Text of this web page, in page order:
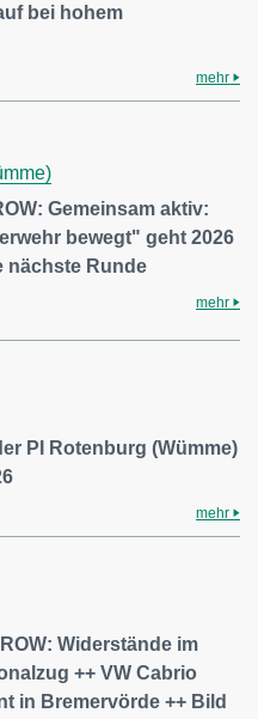
bei hohem
mehr
Gemeinsam aktiv:
bewegt" geht 2026
nächste Runde
mehr
PI Rotenburg (Wümme)
mehr
Widerstände im
++ VW Cabrio
in Bremervörde ++ Bild